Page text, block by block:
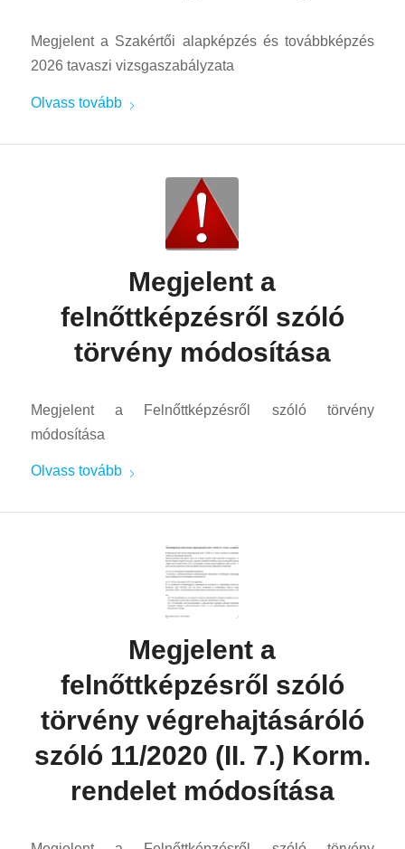
Megjelent a Szakértői alapképzés és továbbképzés
2026 tavaszi vizsgaszabályzata
Olvass tovább
Megjelent a
felnőttképzésről szóló
törvény módosítása
Megjelent a Felnőttképzésről szóló törvény
módosítása
Olvass tovább
Megjelent a
felnőttképzésről szóló
törvény végrehajtásáróló
szóló 11/2020 (II. 7.) Korm.
rendelet módosítása